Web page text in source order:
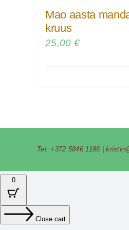
Mao aasta
kruus
25,00 €
Tel: +372 5846 1186 |
0
Close cart